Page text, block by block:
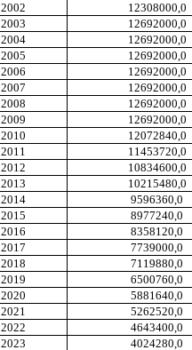
2002
12308000,0
2003
12692000,0
2004
12692000,0
2005
12692000,0
2006
12692000,0
2007
12692000,0
2008
12692000,0
2009
12692000,0
2010
12072840,0
2011
11453720,0
2012
10834600,0
2013
10215480,0
2014
9596360,0
2015
8977240,0
2016
8358120,0
2017
7739000,0
2018
7119880,0
2019
6500760,0
2020
5881640,0
2021
5262520,0
2022
4643400,0
2023
4024280,0